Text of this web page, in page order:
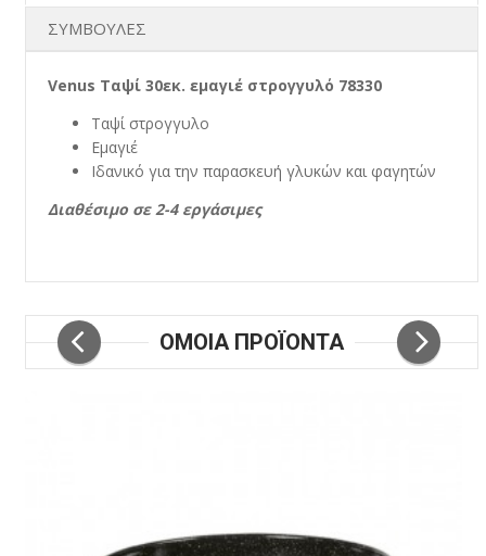
ΣΥΜΒΟΥΛΕΣ
Venus Ταψί 30εκ. εμαγιέ στρογγυλό 78330
Ταψί στρογγυλο
Εμαγιέ
Ιδανικό για την παρασκευή γλυκών και φαγητών
Διαθέσιμο σε 2-4 εργάσιμες
ΟΜΟΙΑ ΠΡΟΪΟΝΤΑ